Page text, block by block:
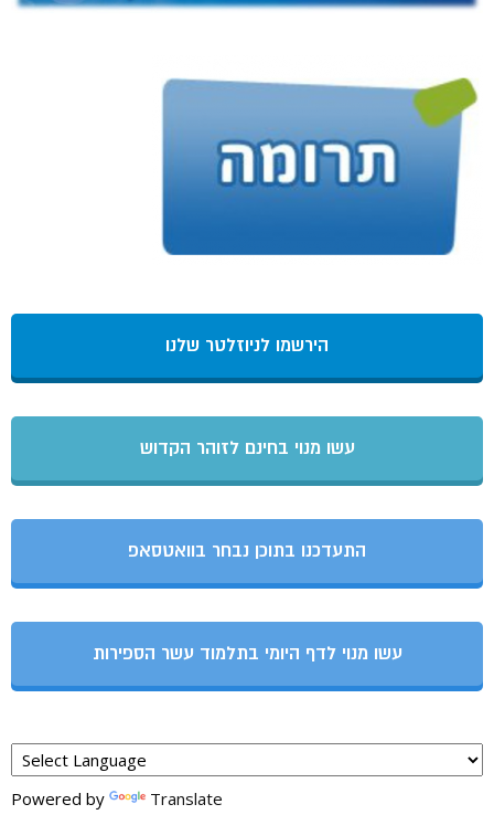
הירשמו לניוזלטר שלנו
עשו מנוי בחינם לזוהר הקדוש
התעדכנו בתוכן נבחר בוואטסאפ
עשו מנוי לדף היומי בתלמוד עשר הספירות
Powered by Translate